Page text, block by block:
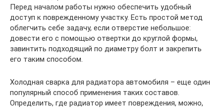
Перед началом работы нужно обеспечить удобный
доступ к поврежденному участку. Есть простой метод
облегчить себе задачу, если отверстие небольшое:
довести его с помощью отвертки до круглой формы,
завинтить подходящий по диаметру болт и закрепить
его таким способом.
Холодная сварка для радиатора автомобиля – еще один
популярный способ применения таких составов.
Определить, где радиатор имеет повреждения, можно,